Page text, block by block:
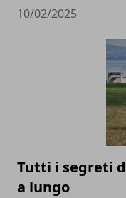
10/02/2025
Tutti i segreti
a lungo